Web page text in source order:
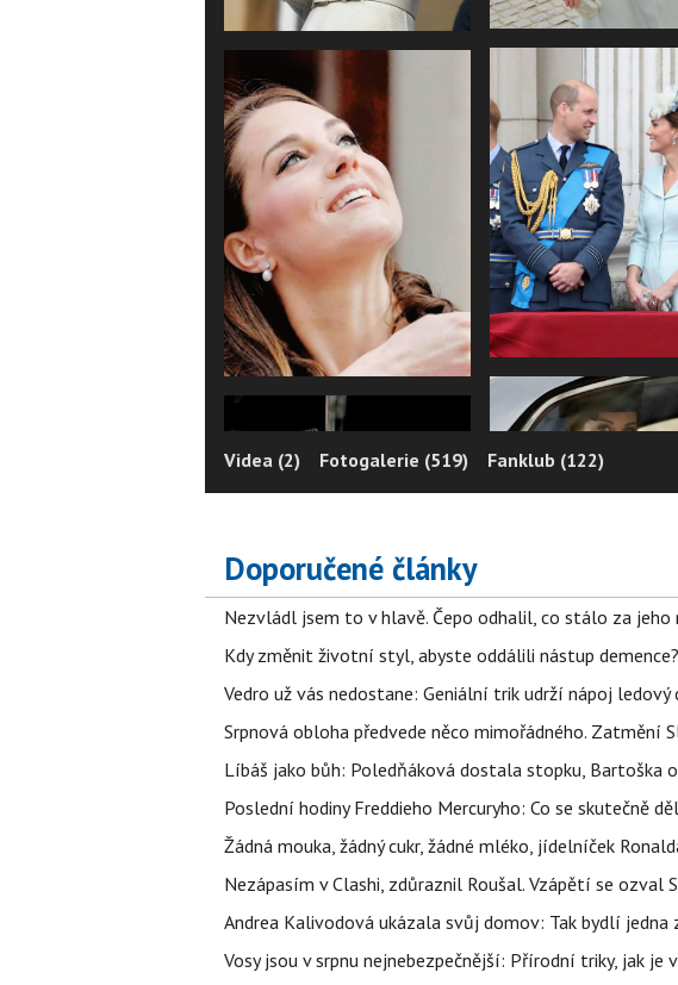
Videa (2) Fotogalerie (519) Fanklub (122)
Doporučené články
Nezvládl jsem to v hlavě. Čepo odhalil, co stálo za jeho
Kdy změnit životní styl, abyste oddálili nástup demence?
Vedro už vás nedostane: Geniální trik udrží nápoj
Srpnová obloha předvede něco mimořádného. Zatmění
Líbáš jako bůh: Poledňáková dostala stopku,
Poslední hodiny Freddieho Mercuryho: Co se skutečně
Žádná mouka, žádný cukr, žádné mléko, jídelníček
Nezápasím v Clashi, zdůraznil Roušal. Vzápětí se ozval
Andrea Kalivodová ukázala svůj domov: Tak bydlí
Vosy jsou v srpnu nejnebezpečnější: Přírodní triky, jak je